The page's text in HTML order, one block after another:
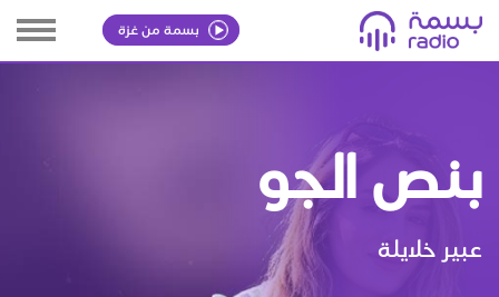
بسمة من غزة
بنص الجو
عبير خلايلة